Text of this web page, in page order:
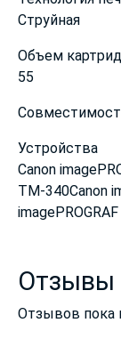
Струйная
Объем
55
Устройства
Canon
TM-340Canon
Отзывы
Отзывов пока